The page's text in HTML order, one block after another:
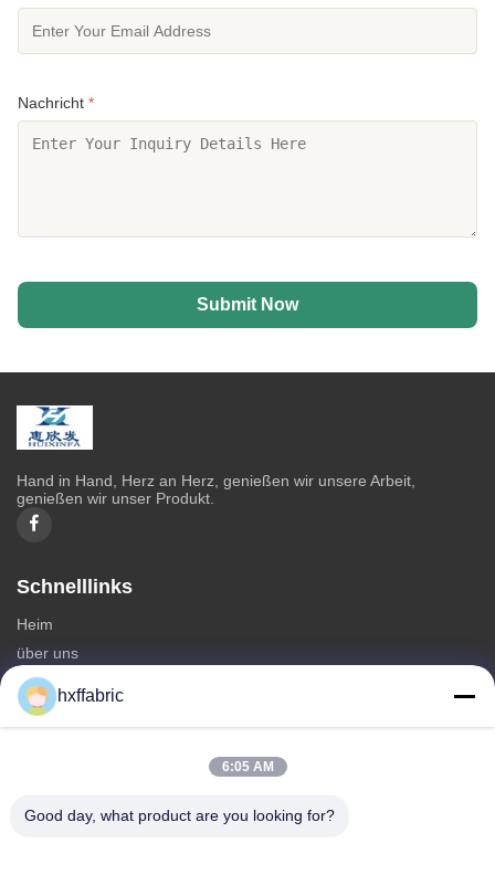
Nachricht *
Submit Now
Hand in Hand, Herz an Herz, genießen wir unsere Arbeit,
genießen wir unser Produkt.
Schnelllinks
Heim
über uns
produits
Kontaktieren Sie uns
SBR Neoprenstoff
hxffabric
6:05 AM
Good day, what product are you looking for?